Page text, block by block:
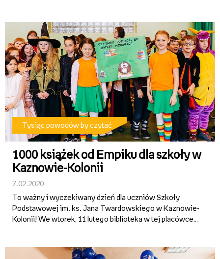
konkursu Empi...
Tysiąc powodów by czytać
1000 książek od Empiku dla szkoły w
Kaznowie-Kolonii
7.02.2020
To ważny i wyczekiwany dzień dla uczniów Szkoły
Podstawowej im. ks. Jana Twardowskiego w Kaznowie-
Kolonii! We wtorek, 11 lutego biblioteka w tej placówce
by czytać”...